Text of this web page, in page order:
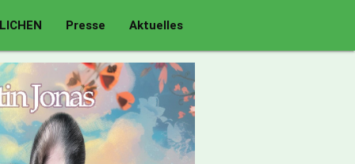
Presse Aktuelles